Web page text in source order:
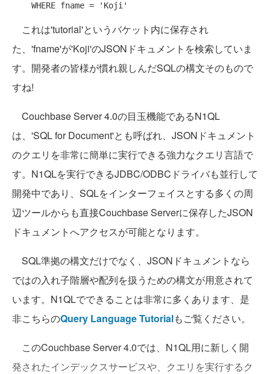
これは'tutorial'というバケット内に保存され
た、'fname'が'Koji'のJSONドキュメントを検索していま
す。開発者の皆様が慣れ親しんだSQLの構文そのもので
すね!
Couchbase Server 4.0の目玉機能であるN1QL
は、'SQL for Document'とも呼ばれ、JSONドキュメント
のクエリを非常に簡単に実行できる強力なクエリ言語で
す。N1QLを実行できるJDBC/ODBCドライバも並行して
開発中であり、SQLをインターフェイスとする多くの周
辺ツールからも直接Couchbase Serverに保存したJSON
ドキュメントへアクセスが可能となります。
SQL準拠の構文だけでなく、JSONドキュメントなら
ではの入れ子階層や配列を扱うための構文が用意されて
います。N1QLでできることは非常に多くあります、是
非こちらのQuery Language Tutorialもご覧ください。
このCouchbase Server 4.0では、N1QL用に新しく開
発されたインデックスサービスや、クエリを実行するク